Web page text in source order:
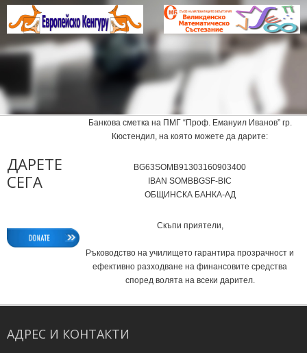
ДАРЕТЕ
СЕГА
Банкова сметка на ПМГ “Проф. Емануил Иванов” гр.
Кюстендил, на която можете да дарите:
BG63SOMB91303160903400
IВAN SOMBBGSF-BIC
ОБЩИНСКА БАНКА-АД
Скъпи приятели,
Ръководство на училището гарантира прозрачност и
ефективно разходване на финансовите средства
според волята на всеки дарител.
АДРЕС И КОНТАКТИ